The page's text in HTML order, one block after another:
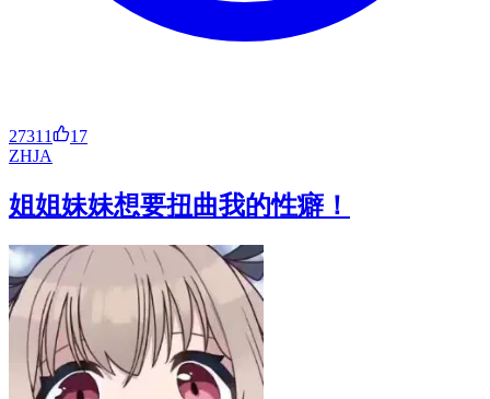
27311
17
ZHJA
姐姐妹妹想要扭曲我的性癖！